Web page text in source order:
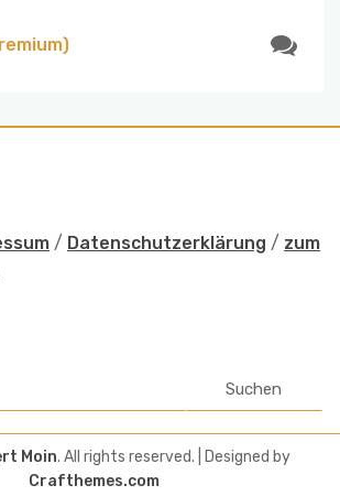
/ Datenschutzerklärung / zum
Suchen
Moin. All rights reserved.
| Designed by
Crafthemes.com